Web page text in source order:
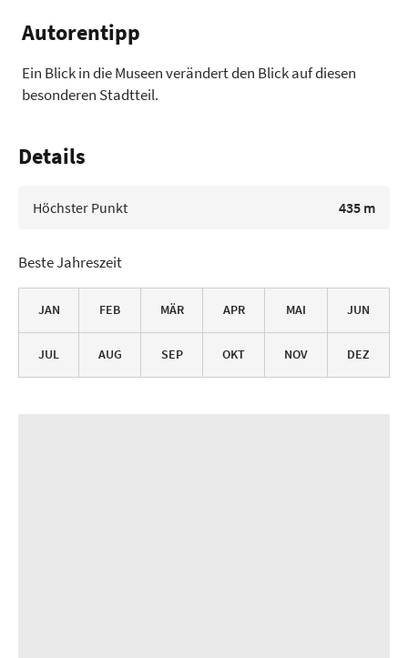
Autorentipp
Ein Blick in die Museen verändert den Blick auf diesen
besonderen Stadtteil.
Details
Höchster Punkt 435 m
Beste Jahreszeit
JAN FEB MÄR APR MAI JUN
JUL AUG SEP OKT NOV DEZ